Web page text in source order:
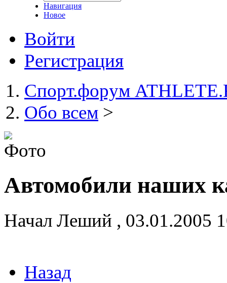
Навигация
Новое
Войти
Регистрация
Спорт.форум
Обо всем >
Автомобили наших
Начал Леший , 03.01.2005
Назад